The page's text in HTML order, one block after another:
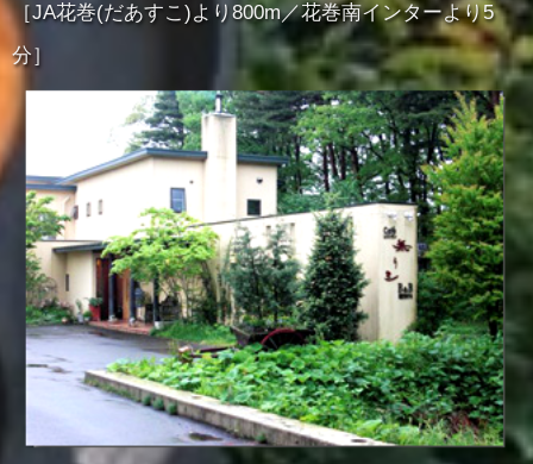
［JA花巻(だあすこ)より800m／花巻南インターより5
分］